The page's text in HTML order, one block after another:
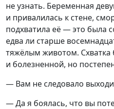
не узнать. Беременная
и привалилась к стене,
подхватила её — это была
едва ли старше
тяжёлым животом. Схватка
и болезненной, но
— Вам не следовало
— Да я боялась, что вы